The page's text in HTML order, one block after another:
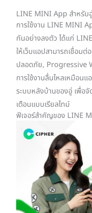
LINE MINI App สำหรับอู่
การใช้งาน LINE MINI
กันอย่างลงตัว ได้แก่
ให้เว็บแอปสามารถเชื่อม
ปลอดภัย, Progressive
การใช้งานลื่นไหลเหมือน
ระบบหลังบ้านของอู่ เพื่อ
เตือนแบบเรียลไทม์
ฟีเจอร์สำคัญของ LINE